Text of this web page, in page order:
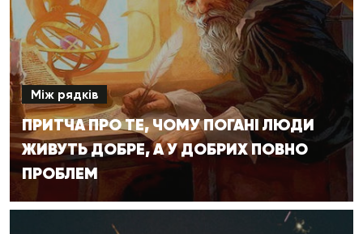
Між рядків
ПРИТЧА ПРО ТЕ, ЧОМУ ПОГАНІ ЛЮДИ
ЖИВУТЬ ДОБРЕ, А У ДОБРИХ ПОВНО
ПРОБЛЕМ